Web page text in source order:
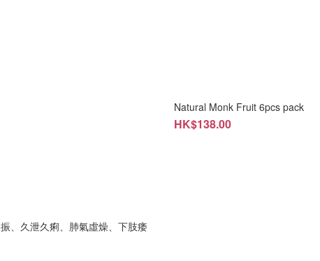
Natural Monk Fruit 6pcs pack
HK$138.00
、久泄久痢、肺氣虛燥、下肢痿